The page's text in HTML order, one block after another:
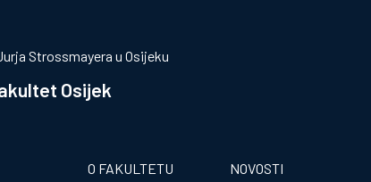
Strossmayera u Osijeku
Osijek
O FAKULTETU NOVOSTI